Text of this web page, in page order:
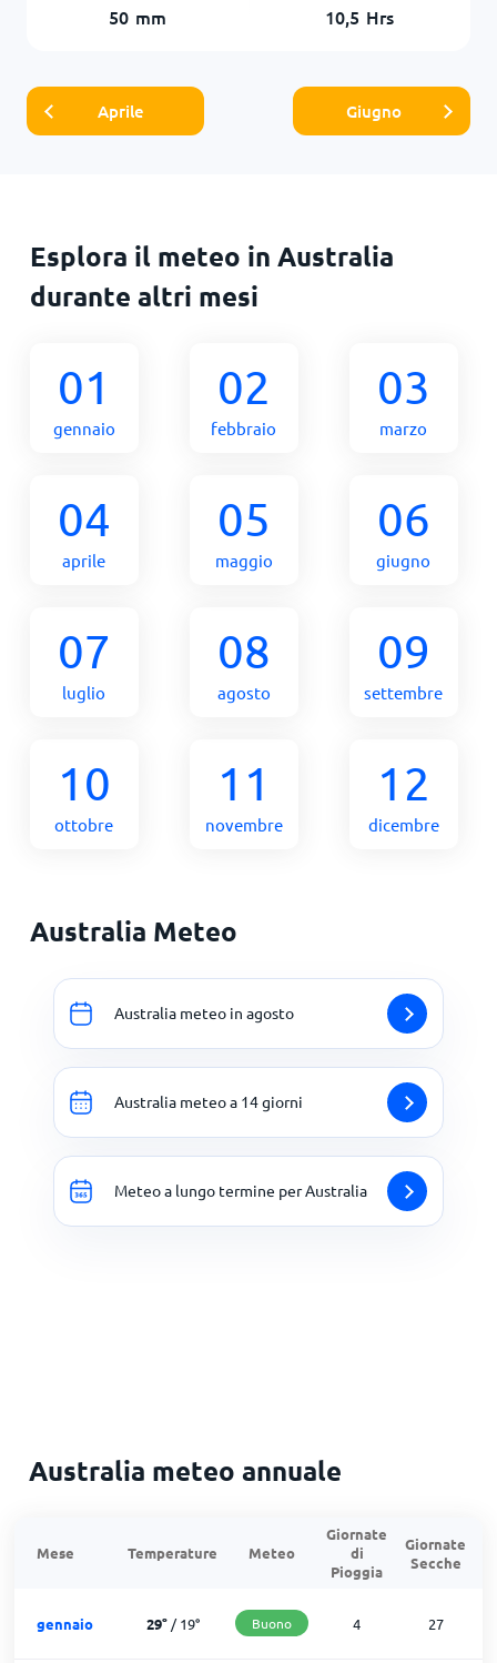
50 mm 10,5 Hrs
Aprile Giugno
Esplora il meteo in Australia
durante altri mesi
01
gennaio
02
febbraio
03
marzo
04
aprile
05
maggio
06
giugno
07
luglio
08
agosto
09
settembre
10
ottobre
11
novembre
12
dicembre
Australia Meteo
Australia meteo in agosto
Australia meteo a 14 giorni
Meteo a lungo termine per Australia
Australia meteo annuale
Mese Temperature Meteo
Giornate
di
Pioggia
Giornate
Secche
gennaio 29°/19° Buono 4 27